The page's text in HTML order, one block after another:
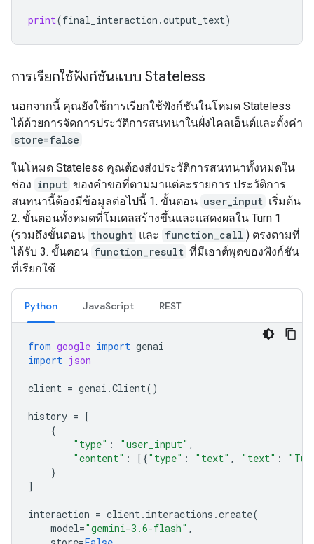
print(final_interaction .output_text)
การเรียกใช้ฟังก์ชันแบบ Stateless
นอกจากนี้ คุณยังใช้การเรียกใช้ฟังก์ชันในโหมด Stateless
ได้ด้วยการจัดการประวัติการสนทนาในฝั่งไคลเอ็นต์และตั้งค่า
store=false
ในโหมด Stateless คุณต้องส่งประวัติการสนทนาทั้งหมดใน
ช่อง input ของคำขอที่ตามมาแต่ละรายการ ประวัติการ
สนทนานี้ต้องมีข้อมูลต่อไปนี้ 1. ขั้นตอน user_input เริ่มต้น
2. ขั้นตอนทั้งหมดที่โมเดลสร้างขึ้นและแสดงผลใน Turn 1
(รวมถึงขั้นตอน thought และ function_call ) ตรงตามที่
ได้รับ 3. ขั้นตอน function_result ที่มีเอาต์พุตของฟังก์ชัน
ที่เรียกใช้
Python JavaScript REST
from google import genai
import json
client = genai .Client()
history =
[
{
"type" : "user_input" ,
"content" : [{"type" : "text" , "text" :
}
]
interaction = client. interactions .create(
model="gemini-3.6-flash" ,